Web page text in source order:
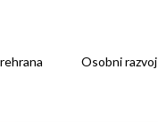
Osobni razvoj